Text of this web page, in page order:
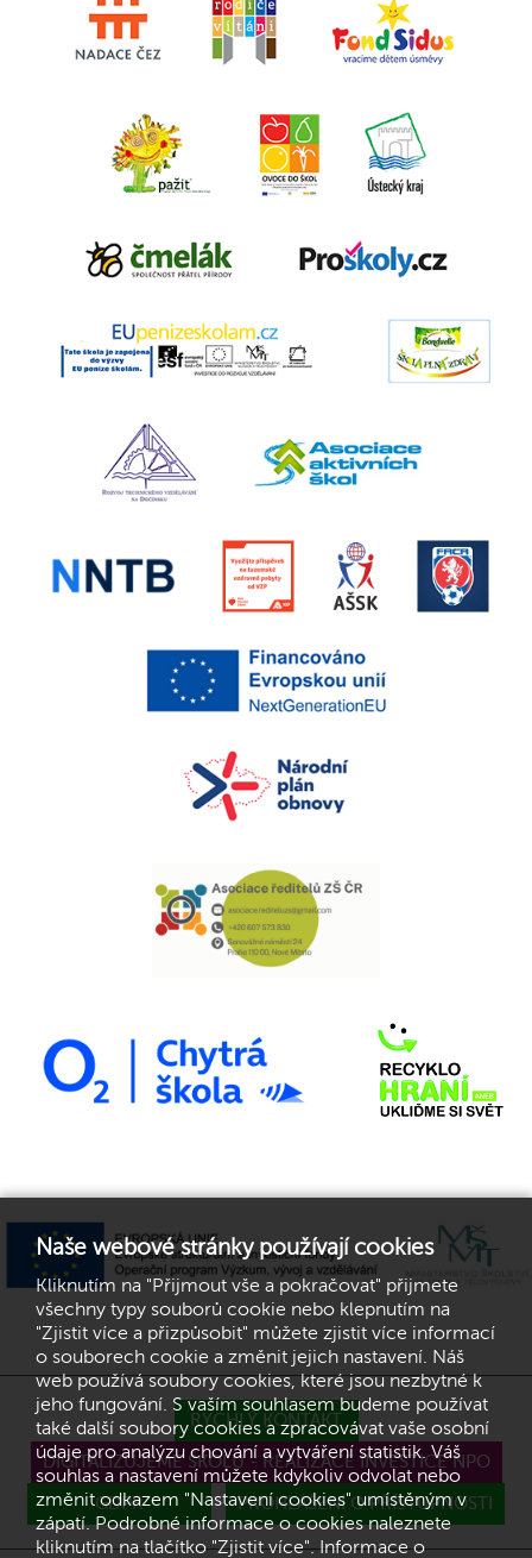
RYCHLÝ KONTAKT
DIGITALIZUJEME ŠKOLU - REALIZACE INVESTICE NPO
GDPR PROHLÁŠENÍ O PŘÍSTUPNOSTI
Naše webové stránky používají cookies
Kliknutím na "Přijmout vše a pokračovat" přijmete
všechny typy souborů cookie nebo klepnutím na
"Zjistit více a přizpůsobit" můžete zjistit více informací
o souborech cookie a změnit jejich nastavení. Náš
web používá soubory cookies, které jsou nezbytné k
jeho fungování. S vaším souhlasem budeme používat
také další soubory cookies a zpracovávat vaše osobní
údaje pro analýzu chování a vytváření statistik. Váš
souhlas a nastavení můžete kdykoliv odvolat nebo
změnit odkazem "Nastavení cookies" umístěným v
zápatí. Podrobné informace o cookies naleznete
kliknutím na tlačítko "Zjistit více". Informace o